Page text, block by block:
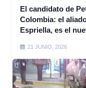
El candidato de
Colombia: el
Espriella, es el
21 JUNIO, 2026